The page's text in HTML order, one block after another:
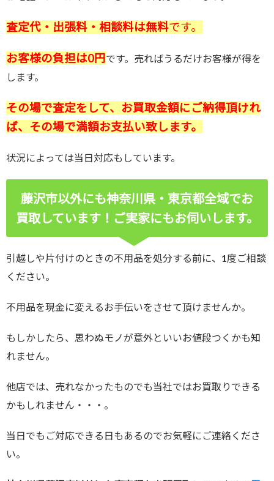
査定代・出張料・相談料は無料です。
お客様の負担は0円 です。売ればうるだけお客様が得を
します。
その場で査定をして、お買取金額にご納得頂けれ
ば、その場で満額お支払い致します。
状況によっては当日対応もしています。
藤沢市以外にも神奈川県・東京都全域でお
買取しています！ご実家にもお伺いします。
引越しや片付けのときの不用品を処分する前に、1度ご相談
ください。
不用品を現金に変えるお手伝いをさせて頂けませんか。
もしかしたら、思わぬモノが意外といいお値段つくかも知
れません。
他店では、売れなかったものでも当社ではお買取りできる
かもしれません・・・。
当日でもご対応できる日もあるのでお気軽にご連絡くださ
い。